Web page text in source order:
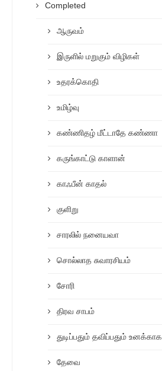
Completed
ஆருவம்
இருளில் மறுகும் விழிகள்
உதரக்கொதி
உமிழ்வு
கண்ணிதழ் மீட்டாதே கண்ணா
கருங்காட்டு காளான்
காஃபீன் காதல்
குளிறு
சாரலில் நனையவா
சொல்லாத சுவாரசியம்
சோரி
திரவ சாபம்
துடிப்பதும் தவிப்பதும் உனக்காக
தேவை